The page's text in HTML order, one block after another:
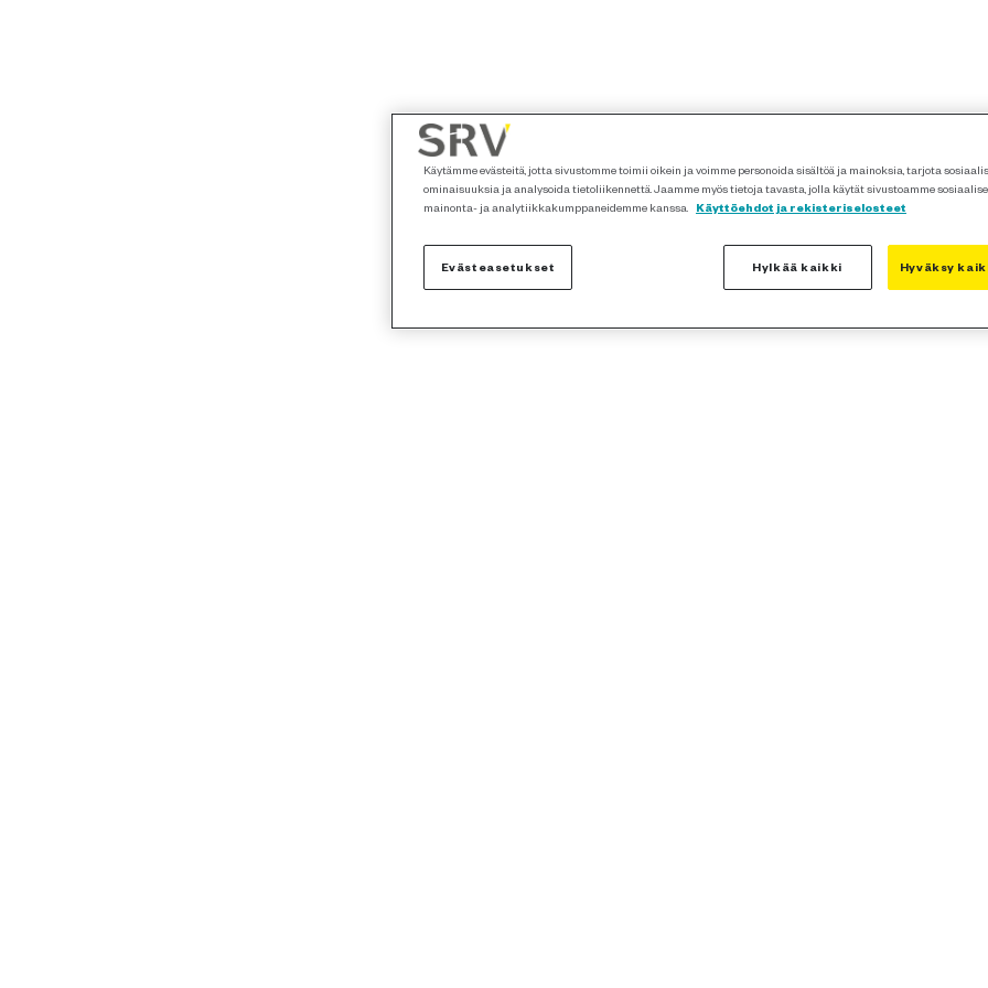
Käytämme evästeitä, jotta sivustomme toimii oikein ja voimme personoida sisältöä ja mainoksia, tarjota
ominaisuuksia ja analysoida tietoliikennettä. Jaamme myös tietoja tavasta, jolla käytät sivustoamme
mainonta- ja analytiikkakumppaneidemme kanssa.
Käyttöehdot ja rekisteriselosteet
Evästeasetukset Hylkää kaikki Hyväksy